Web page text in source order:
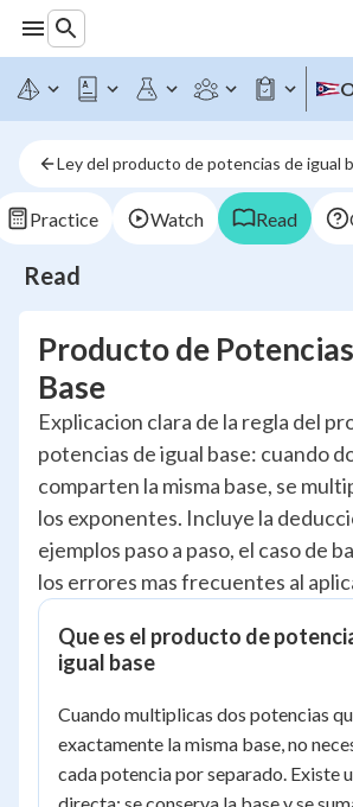
Ley del producto de potencias de igual
Practice Watch Read
Read
Producto de
Base
Explicacion clara de la regla del
potencias de igual base: cuando
comparten la misma base, se
los exponentes. Incluye la
ejemplos paso a paso, el caso de
los errores mas frecuentes al
Que es el producto de
igual base
Cuando multiplicas dos potencias
exactamente la misma base, no
cada potencia por separado. Existe